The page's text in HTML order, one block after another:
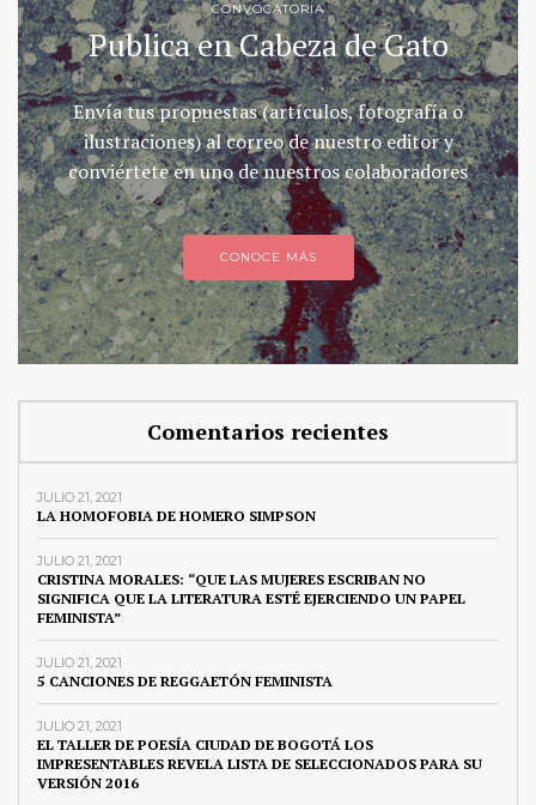
CONVOCATORIA
Publica en Cabeza de Gato
Envía tus propuestas (artículos, fotografía o
ilustraciones) al correo de nuestro editor y
conviértete en uno de nuestros colaboradores
CONOCE MÁS
Comentarios recientes
JULIO 21, 2021
LA HOMOFOBIA DE HOMERO SIMPSON
JULIO 21, 2021
CRISTINA MORALES: “QUE LAS MUJERES ESCRIBAN NO
SIGNIFICA QUE LA LITERATURA ESTÉ EJERCIENDO UN PAPEL
FEMINISTA”
JULIO 21, 2021
5 CANCIONES DE REGGAETÓN FEMINISTA
JULIO 21, 2021
EL TALLER DE POESÍA CIUDAD DE BOGOTÁ LOS
IMPRESENTABLES REVELA LISTA DE SELECCIONADOS PARA SU
VERSIÓN 2016